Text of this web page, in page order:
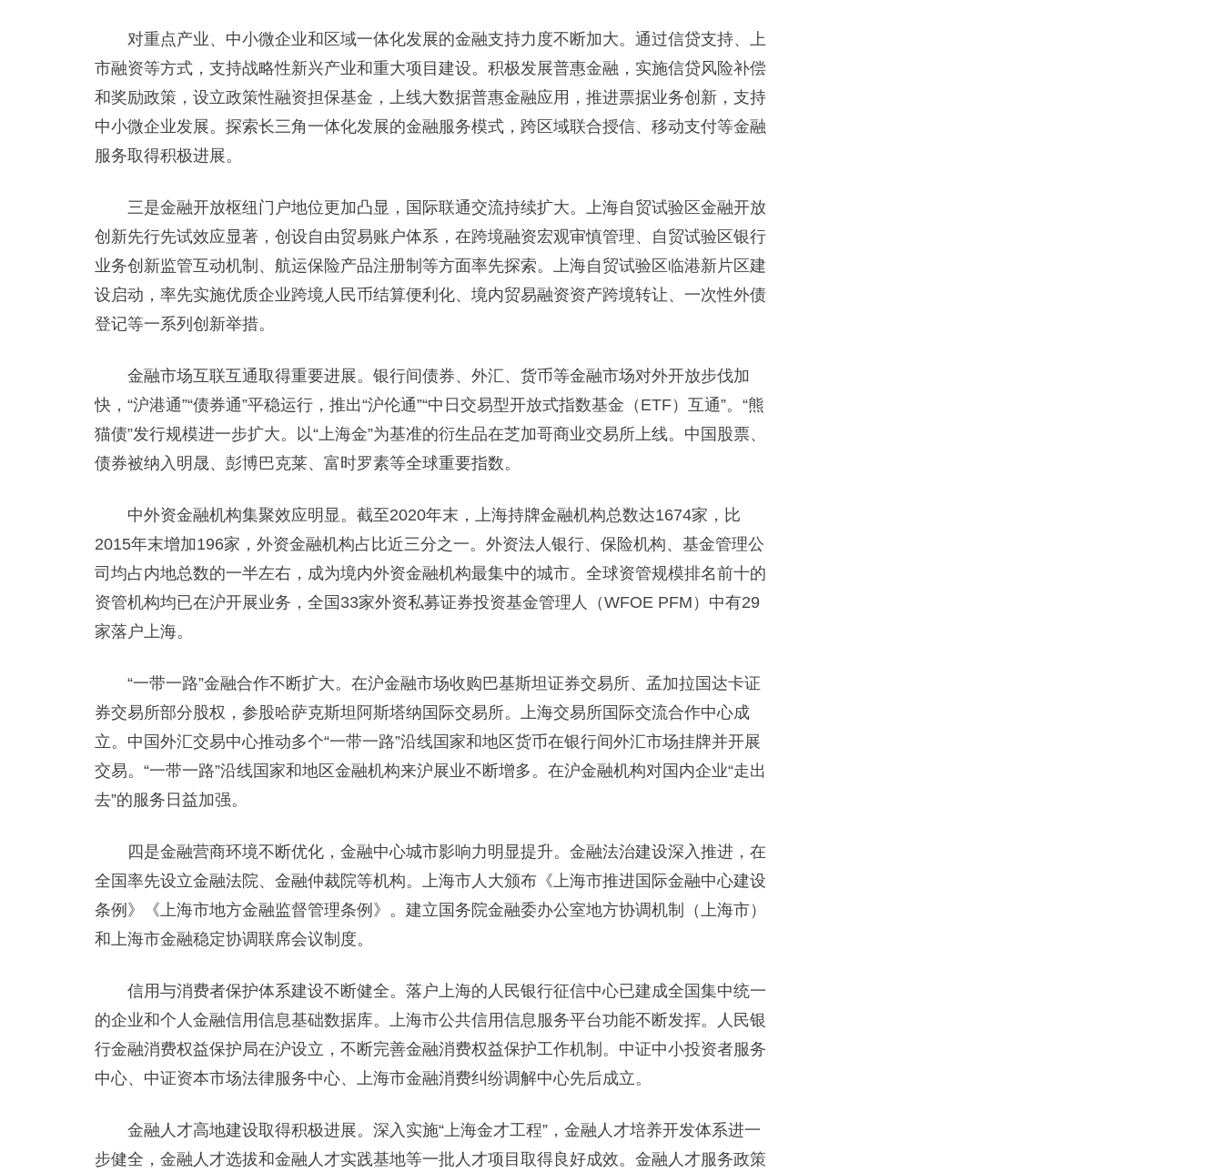
对重点产业、中小微企业和区域一体化发展的金融支持力度不断加大。通过信贷支持、上
市融资等方式，支持战略性新兴产业和重大项目建设。积极发展普惠金融，实施信贷风险补偿
和奖励政策，设立政策性融资担保基金，上线大数据普惠金融应用，推进票据业务创新，支持
中小微企业发展。探索长三角一体化发展的金融服务模式，跨区域联合授信、移动支付等金融
服务取得积极进展。
三是金融开放枢纽门户地位更加凸显，国际联通交流持续扩大。上海自贸试验区金融开放
创新先行先试效应显著，创设自由贸易账户体系，在跨境融资宏观审慎管理、自贸试验区银行
业务创新监管互动机制、航运保险产品注册制等方面率先探索。上海自贸试验区临港新片区建
设启动，率先实施优质企业跨境人民币结算便利化、境内贸易融资资产跨境转让、一次性外债
登记等一系列创新举措。
金融市场互联互通取得重要进展。银行间债券、外汇、货币等金融市场对外开放步伐加
快，“沪港通”“债券通”平稳运行，推出“沪伦通”“中日交易型开放式指数基金（ETF）互通”。“熊
猫债”发行规模进一步扩大。以“上海金”为基准的衍生品在芝加哥商业交易所上线。中国股票、
债券被纳入明晟、彭博巴克莱、富时罗素等全球重要指数。
中外资金融机构集聚效应明显。截至2020年末，上海持牌金融机构总数达1674家，比
2015年末增加196家，外资金融机构占比近三分之一。外资法人银行、保险机构、基金管理公
司均占内地总数的一半左右，成为境内外资金融机构最集中的城市。全球资管规模排名前十的
资管机构均已在沪开展业务，全国33家外资私募证券投资基金管理人（WFOE PFM）中有29
家落户上海。
“一带一路”金融合作不断扩大。在沪金融市场收购巴基斯坦证券交易所、孟加拉国达卡证
券交易所部分股权，参股哈萨克斯坦阿斯塔纳国际交易所。上海交易所国际交流合作中心成
立。中国外汇交易中心推动多个“一带一路”沿线国家和地区货币在银行间外汇市场挂牌并开展
交易。“一带一路”沿线国家和地区金融机构来沪展业不断增多。在沪金融机构对国内企业“走出
去”的服务日益加强。
四是金融营商环境不断优化，金融中心城市影响力明显提升。金融法治建设深入推进，在
全国率先设立金融法院、金融仲裁院等机构。上海市人大颁布《上海市推进国际金融中心建设
条例》《上海市地方金融监督管理条例》。建立国务院金融委办公室地方协调机制（上海市）
和上海市金融稳定协调联席会议制度。
信用与消费者保护体系建设不断健全。落户上海的人民银行征信中心已建成全国集中统一
的企业和个人金融信用信息基础数据库。上海市公共信用信息服务平台功能不断发挥。人民银
行金融消费权益保护局在沪设立，不断完善金融消费权益保护工作机制。中证中小投资者服务
中心、中证资本市场法律服务中心、上海市金融消费纠纷调解中心先后成立。
金融人才高地建设取得积极进展。深入实施“上海金才工程”，金融人才培养开发体系进一
步健全，金融人才选拔和金融人才实践基地等一批人才项目取得良好成效。金融人才服务政策